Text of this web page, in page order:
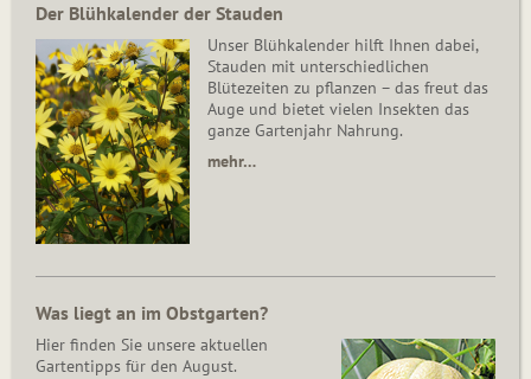
Der Blühkalender der Stauden
Unser Blühkalender hilft Ihnen dabei,
Stauden mit unterschiedlichen
Blütezeiten zu pflanzen – das freut das
Auge und bietet vielen Insekten das
ganze Gartenjahr Nahrung.
mehr…
Was liegt an im Obstgarten?
Hier finden Sie unsere aktuellen
Gartentipps für den August.